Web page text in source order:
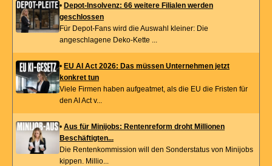
• Depot-Insolvenz: 66 weitere Filialen werden
geschlossen
Für Depot-Fans wird die Auswahl kleiner: Die
angeschlagene Deko-Kette ...
• EU AI Act 2026: Das müssen Unternehmen jetzt
konkret tun
Viele Firmen haben aufgeatmet, als die EU die Fristen für
den AI Act v...
• Aus für Minijobs: Rentenreform droht Millionen
Beschäftigten...
Die Rentenkommission will den Sonderstatus von Minijobs
kippen. Millio...